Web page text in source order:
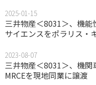
2025-01-15
三井物産＜8031＞、機
サイエンスをポラリス・
2023-08-07
三井物産＜8031＞、機
MRCEを現地同業に譲渡